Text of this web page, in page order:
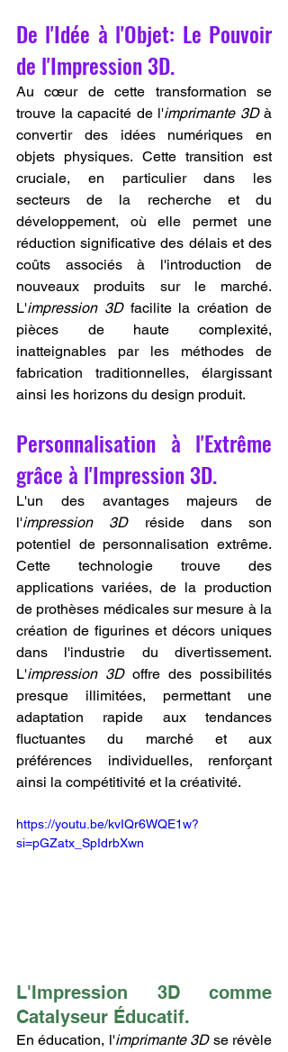
De l'Idée à l'Objet: Le Pouvoir
de l'Impression 3D.
Au cœur de cette transformation se
trouve la capacité de l'imprimante 3D à
convertir des idées numériques en
objets physiques. Cette transition est
cruciale, en particulier dans les
secteurs de la recherche et du
développement, où elle permet une
réduction significative des délais et des
coûts associés à l'introduction de
nouveaux produits sur le marché.
L'impression 3D facilite la création de
pièces de haute complexité,
inatteignables par les méthodes de
fabrication traditionnelles, élargissant
ainsi les horizons du design produit.
Personnalisation à l'Extrême
grâce à l'Impression 3D.
L'un des avantages majeurs de
l'impression 3D réside dans son
potentiel de personnalisation extrême.
Cette technologie trouve des
applications variées, de la production
de prothèses médicales sur mesure à la
création de figurines et décors uniques
dans l'industrie du divertissement.
L'impression 3D offre des possibilités
presque illimitées, permettant une
adaptation rapide aux tendances
fluctuantes du marché et aux
préférences individuelles, renforçant
ainsi la compétitivité et la créativité.
https://youtu.be/kvIQr6WQE1w?
si=pGZatx_SpIdrbXwn
L'Impression 3D comme
Catalyseur Éducatif.
En éducation, l'imprimante 3D se révèle